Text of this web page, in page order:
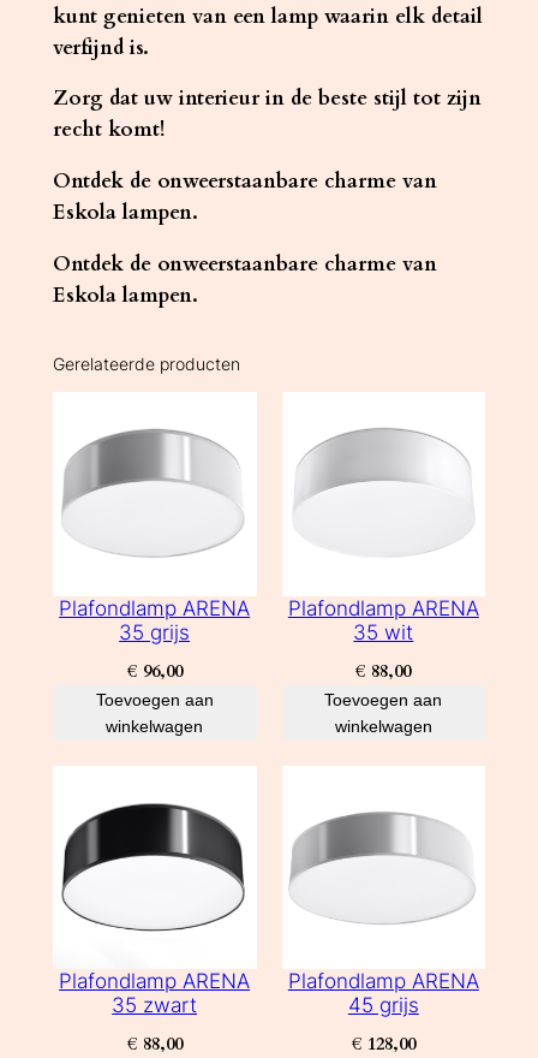
kunt genieten van een lamp waarin elk detail
verfijnd is.
Zorg dat uw interieur in de beste stijl tot zijn
recht komt!
Ontdek de onweerstaanbare charme van
Eskola lampen.
Ontdek de onweerstaanbare charme van
Eskola lampen.
Gerelateerde producten
Plafondlamp ARENA
35 grijs
€ 96,00
Toevoegen aan
winkelwagen
Plafondlamp ARENA
35 wit
€ 88,00
Toevoegen aan
winkelwagen
Plafondlamp ARENA
35 zwart
€ 88,00
Plafondlamp ARENA
45 grijs
€ 128,00